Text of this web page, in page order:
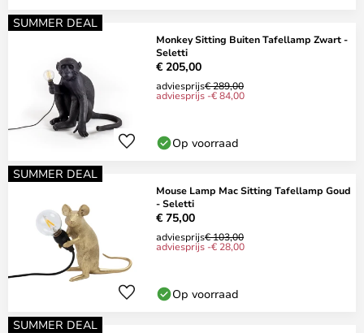
SUMMER DEAL
Monkey Sitting Buiten Tafellamp Zwart -
Seletti
€ 205,00
adviesprijs€ 289,00
adviesprijs -€ 84,00
Op voorraad
SUMMER DEAL
Mouse Lamp Mac Sitting Tafellamp Goud
- Seletti
€ 75,00
adviesprijs€ 103,00
adviesprijs -€ 28,00
Op voorraad
SUMMER DEAL